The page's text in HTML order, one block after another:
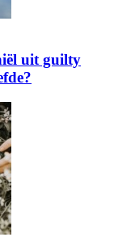
uit guilty